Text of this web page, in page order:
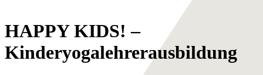
HAPPY KIDS! –
Kinderyogalehrerausbildung